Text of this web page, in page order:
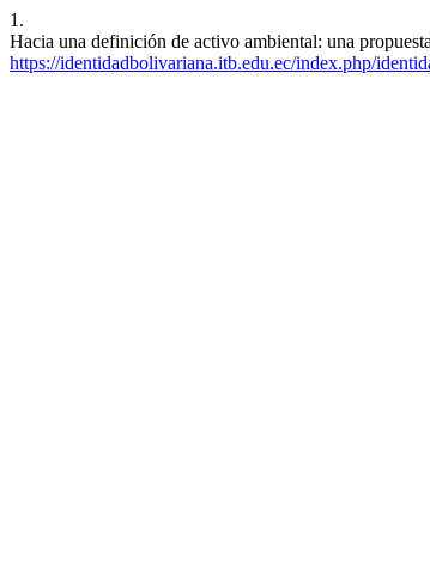
1.
Hacia una definición de activo ambiental: una
https://identidadbolivariana.itb.edu.ec/index.php/